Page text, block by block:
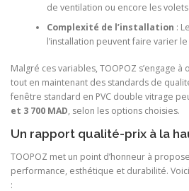
de ventilation ou encore les
Complexité de l’installation :
l’installation peuvent faire varier
Malgré ces variables, TOOPOZ s’engage
tout en maintenant des standards de
fenêtre standard en PVC double vitrage
et 3 700 MAD, selon les options choisies.
Un rapport qualité-prix à la
TOOPOZ met un point d’honneur à
performance, esthétique et durabilité.
: